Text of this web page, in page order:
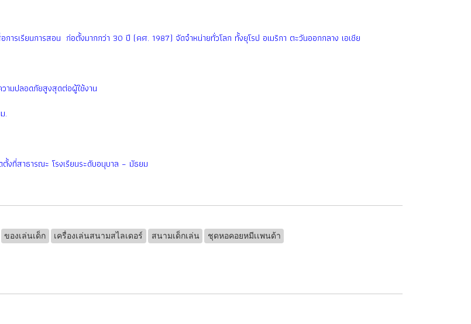
การเรียนการสอน ก่อตั้งมากกว่า 30 ปี (คศ. 1987) จัดจำหน่ายทั่วโลก ทั้งยุโรป อเมริกา ตะวันออกกลาง เอเชีย
ามปลอดภัยสูงสุดต่อผู้ใช้งาน
.
งที่สาธารณะ โรงเรียนระดับอนุบาล – มัธยม
ของเล่นเด็ก เครื่องเล่นสนามสไลเดอร์ สนามเด็กเล่น ชุดหอคอยหมีเเพนด้า